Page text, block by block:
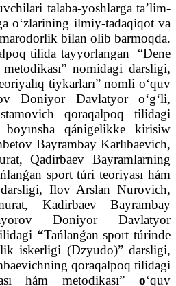
talaba-yoshlarga ta’lim-
o‘zlarining ilmiy-tadaqiqot va
bilan olib barmoqda.
tilida tayyorlangan “Dene
nomidagi darsligi,
tiykarları” nomli o‘quv
Doniyor Davlatyor o‘g‘li,
qoraqalpoq tilidagi
qánigelikke kirisiw
Bayrambay Karlıbaevich,
Qadirbaev Bayramlarning
sport túri teoriyası hám
darsligi, Ilov Arslan Nurovich,
Kadirbaev Bayrambay
Doniyor Davlatyor
“Tańlanǵan sport túrinde
iskerligi (Dzyudo)” darsligi,
qoraqalpoq tilidagi
hám metodikası” o‘quv